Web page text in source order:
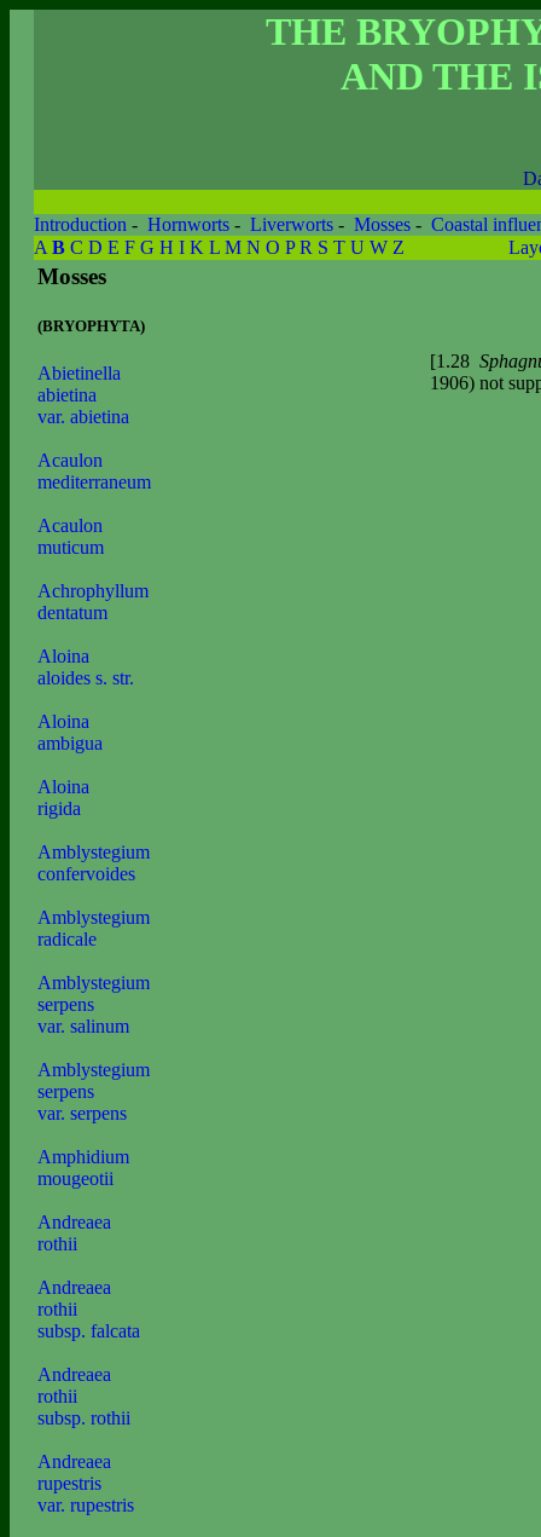
THE
AND THE
Introduction - Hornworts - Liverworts - Mosses - Coastal
A B C D E F G H I K L M N O P R S T U W Z
Mosses
(BRYOPHYTA)
Abietinella
abietina
var. abietina
Acaulon
mediterraneum
Acaulon
muticum
Achrophyllum
dentatum
Aloina
aloides s. str.
Aloina
ambigua
Aloina
rigida
Amblystegium
confervoides
Amblystegium
radicale
Amblystegium
serpens
var. salinum
Amblystegium
serpens
var. serpens
Amphidium
mougeotii
Andreaea
rothii
Andreaea
rothii
subsp. falcata
Andreaea
rothii
subsp. rothii
Andreaea
rupestris
var. rupestris
[1.28
1906) not